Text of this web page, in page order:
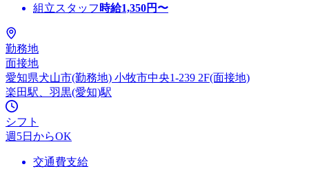
組立スタッフ 時給1,350円〜
勤務地
面接地
愛知県犬山市(勤務地) 小牧市中央1-239 2F(面接地)
楽田駅、羽黒(愛知)駅
シフト
週5日からOK
交通費支給